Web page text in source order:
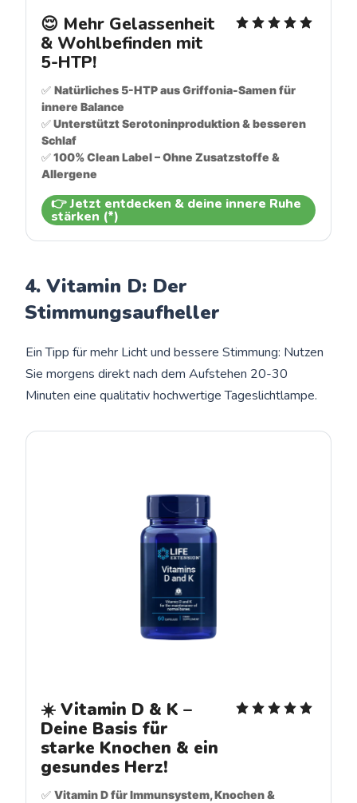
😌 Mehr Gelassenheit
& Wohlbefinden mit
5-HTP!
✅ Natürliches 5-HTP aus Griffonia-Samen für
innere Balance
✅ Unterstützt Serotoninproduktion & besseren
Schlaf
✅ 100% Clean Label – Ohne Zusatzstoffe &
Allergene
👉 Jetzt entdecken & deine innere Ruhe
stärken (*)
4. Vitamin D: Der
Stimmungsaufheller
Ein Tipp für mehr Licht und bessere Stimmung: Nutzen
Sie morgens direkt nach dem Aufstehen 20-30
Minuten eine qualitativ hochwertige Tageslichtlampe.
☀️ Vitamin D & K –
Deine Basis für
starke Knochen & ein
gesundes Herz!
✅ Vitamin D für Immunsystem, Knochen &